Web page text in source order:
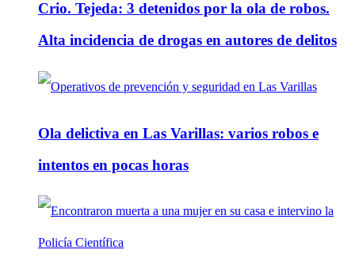
Crio. Tejeda: 3 detenidos por la ola de robos.
Alta incidencia de drogas en autores de delitos
Ola delictiva en Las Varillas: varios robos e
intentos en pocas horas